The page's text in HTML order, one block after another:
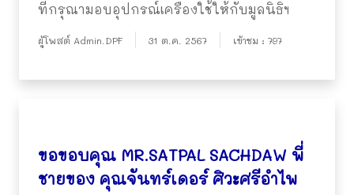
ที่กรุณามอบอุปกรณ์เครื่องใช้ให้กับมูลนิธิฯ
ผู้โพสต์ Admin.DPF 31 ต.ค. 2567 เข้าชม : 797
ขอขอบคุณ MR.SATPAL SACHDAW พี่
ชายของ คุณจันทร์เดอร์ ศิวะศรีอำไพ